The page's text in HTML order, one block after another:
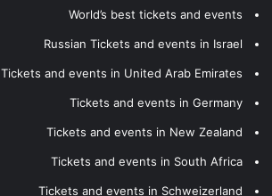
World’s best tickets and events
Russian Tickets and events in Israel
Tickets and events in United Arab Emirates
Tickets and events in Germany
Tickets and events in New Zealand
Tickets and events in South Africa
Tickets and events in Schweizerland